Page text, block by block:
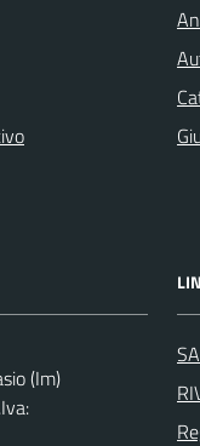
(Im)